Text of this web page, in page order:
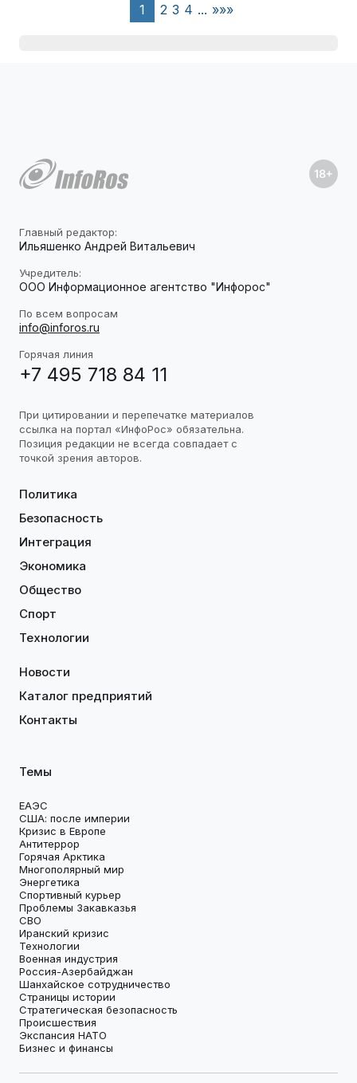
1 2 3 4 ... »»»
Главный редактор:
Ильяшенко Андрей Витальевич
Учредитель:
ООО Информационное агентство "Инфорос"
По всем вопросам
info@inforos.ru
Горячая линия
+7 495 718 84 11
При цитировании и перепечатке материалов
ссылка на портал «ИнфоРос» обязательна.
Позиция редакции не всегда совпадает с
точкой зрения авторов.
Политика
Безопасность
Интеграция
Экономика
Общество
Спорт
Технологии
Новости
Каталог предприятий
Контакты
Темы
ЕАЭС
США: после империи
Кризис в Европе
Антитеррор
Горячая Арктика
Многополярный мир
Энергетика
Спортивный курьер
Проблемы Закавказья
СВО
Иранский кризис
Технологии
Военная индустрия
Россия-Азербайджан
Шанхайское сотрудничество
Страницы истории
Стратегическая безопасность
Происшествия
Экспансия НАТО
Бизнес и финансы